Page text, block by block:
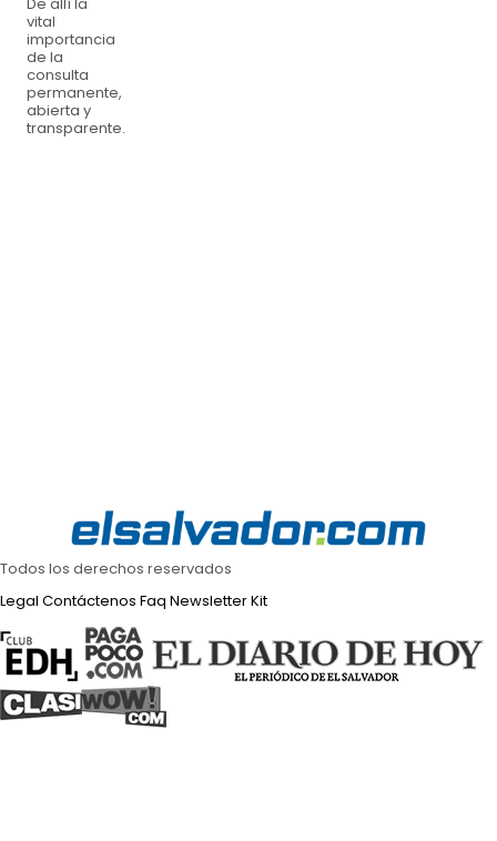
De allí la
vital
importancia
de la
consulta
permanente,
abierta y
transparente.
Todos los derechos reservados
Legal Contáctenos Faq NewsletterKit